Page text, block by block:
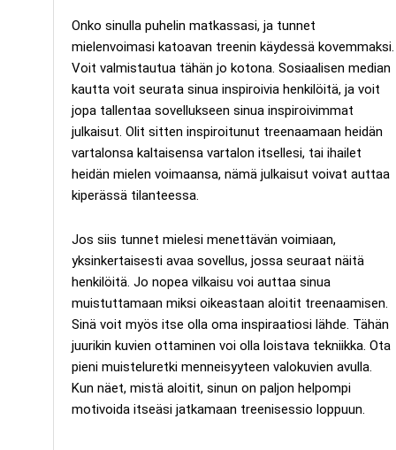
Onko sinulla puhelin matkassasi, ja tunnet
mielenvoimasi katoavan treenin käydessä kovemmaksi.
Voit valmistautua tähän jo kotona. Sosiaalisen median
kautta voit seurata sinua inspiroivia henkilöitä, ja voit
jopa tallentaa sovellukseen sinua inspiroivimmat
julkaisut. Olit sitten inspiroitunut treenaamaan heidän
vartalonsa kaltaisensa vartalon itsellesi, tai ihailet
heidän mielen voimaansa, nämä julkaisut voivat auttaa
kiperässä tilanteessa.
Jos siis tunnet mielesi menettävän voimiaan,
yksinkertaisesti avaa sovellus, jossa seuraat näitä
henkilöitä. Jo nopea vilkaisu voi auttaa sinua
muistuttamaan miksi oikeastaan aloitit treenaamisen.
Sinä voit myös itse olla oma inspiraatiosi lähde. Tähän
juurikin kuvien ottaminen voi olla loistava tekniikka. Ota
pieni muisteluretki menneisyyteen valokuvien avulla.
Kun näet, mistä aloitit, sinun on paljon helpompi
motivoida itseäsi jatkamaan treenisessio loppuun.